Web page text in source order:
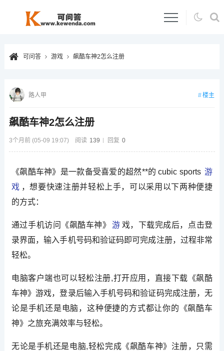
可问答 游戏 飙酷车神2怎么注册
飙酷车神2怎么注册
3个月前 (05-09 19:07) 阅读 139 回复 0
路人甲 楼主
《飙酷车神》是一款备受喜爱的超然**的 cubic sports 游
戏 ，想要快速注册并轻松上手，可以采用以下两种便捷
的方式：
通过手机访问《飙酷车神》 游 戏，下载完成后，点击登
录界面，输入手机号码和验证码即可完成注册，过程非常
轻松。
电脑客户端也可以轻松注册,打开应用，直接下载《飙酷
车神》游戏，登录后输入手机号码和验证码完成注册，无
论是手机还是电脑，这种便捷的方式都让你的《飙酷车
神》之旅充满效率与轻松。
无论是手机还是电脑,轻松完成《飙酷车神》注册，只需